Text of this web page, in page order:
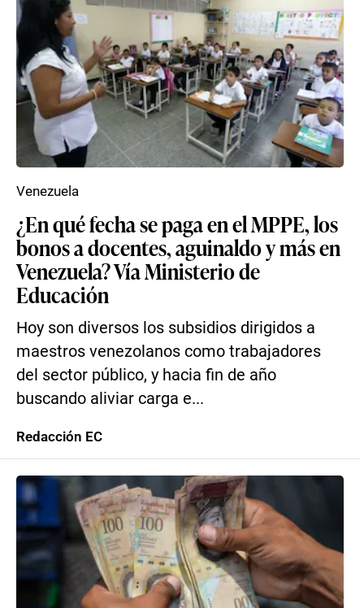
¿En qué fecha se paga en el MPPE, los
bonos a docentes, aguinaldo y más en
Venezuela? Vía Ministerio de
Educación
Hoy son diversos los subsidios dirigidos a
maestros venezolanos como trabajadores
del sector público, y hacia fin de año
buscando aliviar carga e...
Venezuela
Redacción EC